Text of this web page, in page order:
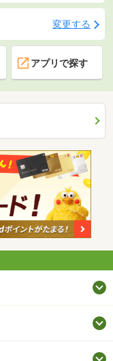
変更する
アプリで探す